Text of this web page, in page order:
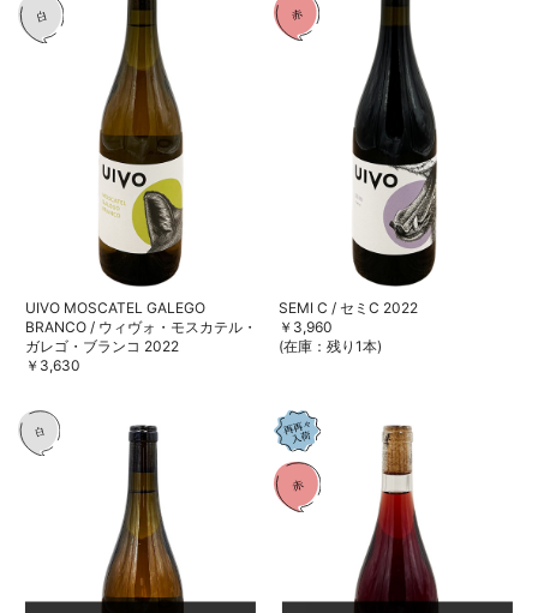
UIVO MOSCATEL GALEGO
BRANCO / ウィヴォ・モスカテル・
ガレゴ・ブランコ 2022
￥3,630
SEMI C / セミC 2022
￥3,960
(在庫：残り1本)